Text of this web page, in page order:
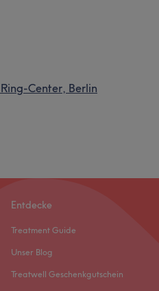
Center, Berlin
Entdecke
Treatment Guide
Unser Blog
Treatwell Geschenkgutschein